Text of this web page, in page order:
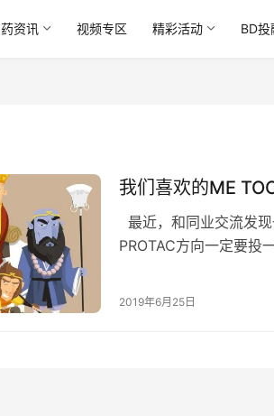
药资讯 视频专区 精彩活动 BD投
我们喜欢的ME
最近，和同业交流发
PROTAC方向一定要投
2019年6月25日